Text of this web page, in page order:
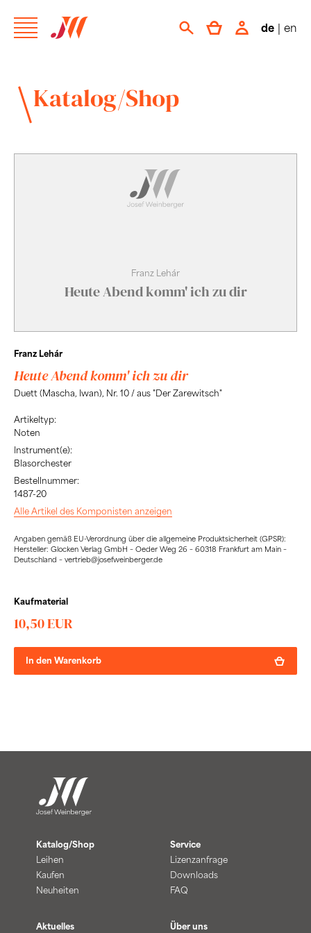
de | en
Katalog/Shop
Franz Lehár
Heute Abend komm' ich zu dir
Franz Lehár
Heute Abend komm' ich zu dir
Duett (Mascha, Iwan), Nr. 10 / aus "Der Zarewitsch"
Artikeltyp:
Noten
Instrument(e):
Blasorchester
Bestellnummer:
1487-20
Alle Artikel des Komponisten anzeigen
Angaben gemäß EU-Verordnung über die allgemeine Produktsicherheit (GPSR):
Hersteller: Glocken Verlag GmbH – Oeder Weg 26 – 60318 Frankfurt am Main –
Deutschland – vertrieb@josefweinberger.de
Kaufmaterial
10,50 EUR
In den Warenkorb
Katalog/Shop
Leihen
Kaufen
Neuheiten
Service
Lizenzanfrage
Downloads
FAQ
Aktuelles Über uns